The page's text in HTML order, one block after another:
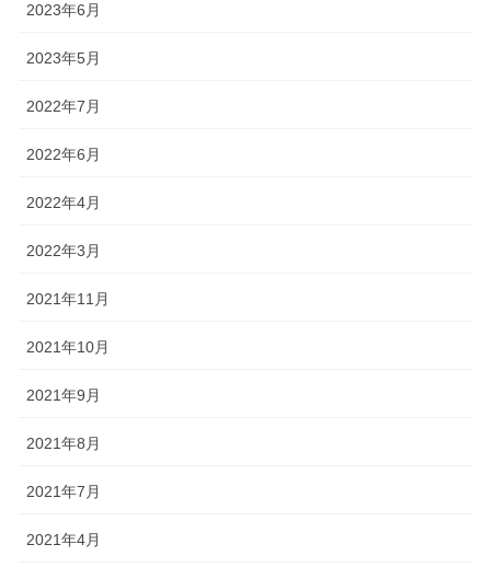
2023年6月
2023年5月
2022年7月
2022年6月
2022年4月
2022年3月
2021年11月
2021年10月
2021年9月
2021年8月
2021年7月
2021年4月